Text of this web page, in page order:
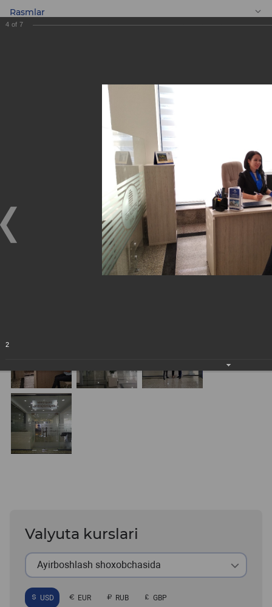
Rasmlar
Yangi «Innovatsiya»
Mini banki!
Yangi «Innovatsiya» Mini banki!
Mini bank «Innovatsiya» Toshkent shahrining eng
markazida quyidagi manzil bo’yicha joylashgan: Nikus
ko’chasi, 29-uy, “MBT” biznes markazining birinchi
qavatida ( sobiq “Uzbekiston” maishiy xizmat ko’rsatish
uyi.) Телефон: (+99871) 254-83-77
Valyuta kurslari
Ayirboshlash shoxobchasida
USD EUR RUB GBP
4 of 7
2